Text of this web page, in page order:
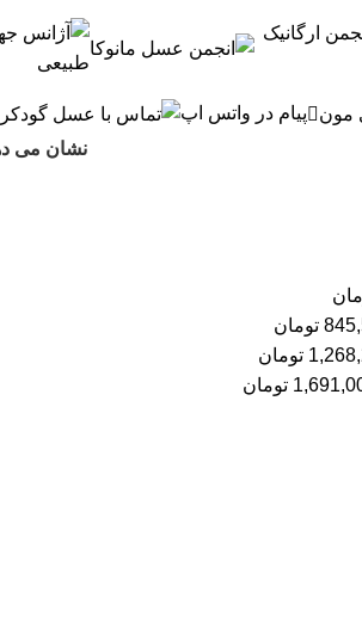
مون
پیام در واتس اپ
نشان می
تومان
تومان
تومان